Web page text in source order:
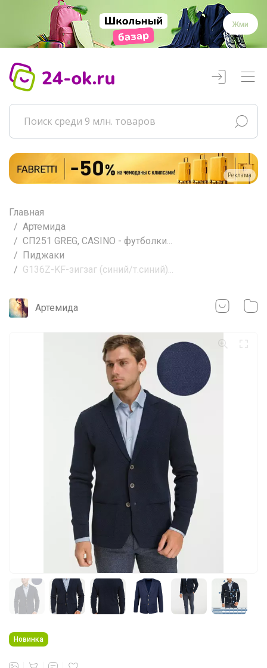
Жми
Реклама
Главная
Артемида
СП251 GREG, CASINO - футболки...
Пиджаки
G136Z-KF-зигзаг (синий/т.синий)...
Артемида
Новинка